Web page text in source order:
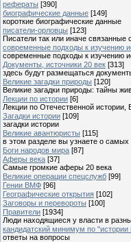
рефераты [390]
биографические данные [149]
короткие биографические данные
писатели-орловцы [123]
Писатели так или иначе
современные подходы к изучению
современные подходы к изучению
Документы, источники 20 век [313]
здесь будут размещаться
Великие загадки природы [120]
Великие загадки природы: тайны
Лекции по истории [6]
Лекции по Отечественной истории,
Загадки истории [109]
загадки истории
Великие авантюристы [115]
в этом разделе вы узнаете о самых
Боги народов мира [87]
Аферы века [37]
Самые громкие аферы 20 века
Великие операции спецслужб [99]
Гении ВМФ [96]
Географические открытия [102]
Заговоры и перевороты [100]
Правители [1934]
Люди находящиеся у власти в
кандидатский минимум по
ответы на вопросы